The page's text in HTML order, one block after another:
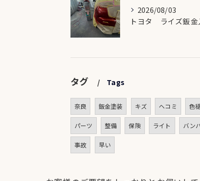
2026/08/03
タグ Tags
奈良 鈑金塗装 キズ ヘコミ 色
パーツ 整備 保険 ライト バン
事故 早い